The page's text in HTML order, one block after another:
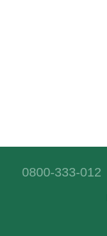
0800-333-012